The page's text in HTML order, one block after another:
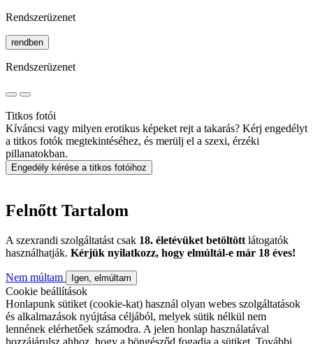
Rendszerüzenet
rendben
Rendszerüzenet
Titkos fotói
Kíváncsi vagy milyen erotikus képeket rejt a takarás? Kérj engedélyt
a titkos fotók megtekintéséhez, és merülj el a szexi, érzéki
pillanatokban.
Engedély kérése a titkos fotóihoz
Felnőtt Tartalom
A szexrandi szolgáltatást csak 18. életévüket betöltött látogatók
használhatják. Kérjük nyilatkozz, hogy elmúltál-e már 18 éves!
Nem múltam Igen, elmúltam
Cookie beállítások
Honlapunk sütiket (cookie-kat) használ olyan webes szolgáltatások
és alkalmazások nyújtása céljából, melyek sütik nélkül nem
lennének elérhetőek számodra. A jelen honlap használatával
hozzájárulsz ahhoz, hogy a böngésződ fogadja a sütiket. További